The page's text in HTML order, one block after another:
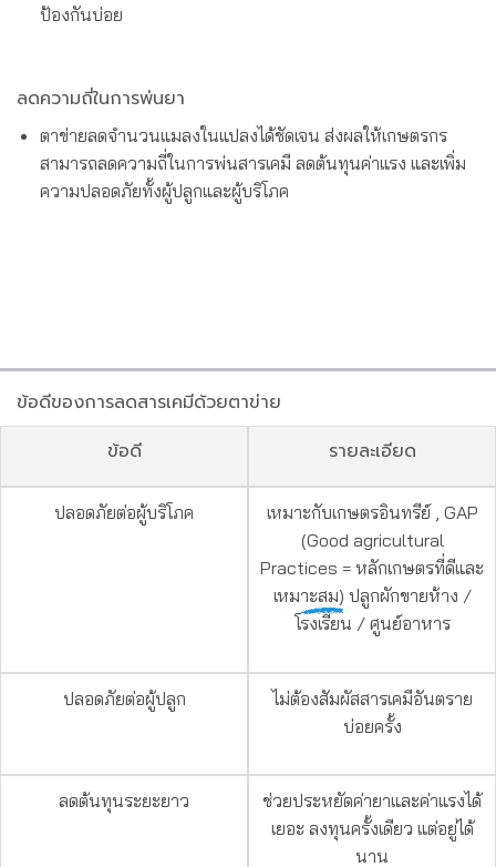
ป้องกันบ่อย
ลดความถี่ในการพ่นยา
ตาข่ายลดจำนวนแมลงในแปลงได้ชัดเจน ส่งผลให้เกษตรกร
สามารถลดความถี่ในการพ่นสารเคมี ลดต้นทุนค่าแรง และเพิ่ม
ความปลอดภัยทั้งผู้ปลูกและผู้บริโภค
ข้อดีของการลดสารเคมีด้วยตาข่าย
ข้อดี
รายละเอียด
ปลอดภัยต่อผู้บริโภค
เหมาะกับเกษตรอินทรีย์ , GAP
(Good agricultural
Practices = หลักเกษตรที่ดีและ
เหมาะสม) ปลูกผักขายห้าง /
โรงเรียน / ศูนย์อาหาร
ปลอดภัยต่อผู้ปลูก
ไม่ต้องสัมผัสสารเคมีอันตราย
บ่อยครั้ง
ลดต้นทุนระยะยาว
ช่วยประหยัดค่ายาและค่าแรงได้
เยอะ ลงทุนครั้งเดียว แต่อยู่ได้
นาน